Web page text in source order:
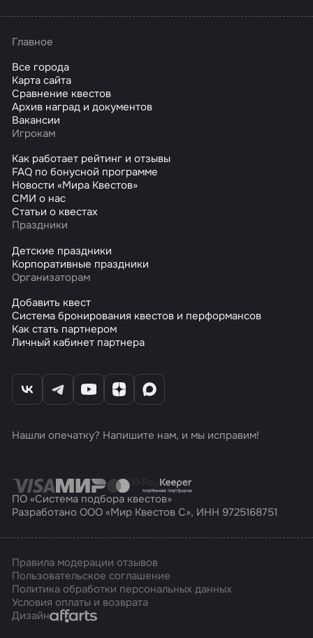
Главное
Все города
Карта сайта
Сравнение квестов
Архив наград и документов
Вакансии
Игрокам
Как работает рейтинг и отзывы
FAQ по бонусной программе
Новости «Мира Квестов»
СМИ о нас
Статьи о квестах
Праздники
Детские праздники
Корпоративные праздники
Организаторам
Добавить квест
Система бронирования квестов и перформансов
Как стать партнером
Личный кабинет партнера
Нашли опечатку? Напишите нам, и мы исправим!
ПО «Система подбора квестов»
Разработано ООО «Мир Квестов С», ИНН 9725168751
Правила модерации отзывов
Пользовательское соглашение
Политика обработки персональных данных
Условия оплаты и возврата
ДизайнAffarts